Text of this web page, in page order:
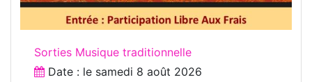
Sorties Musique traditionnelle
Date : le samedi 8 août 2026